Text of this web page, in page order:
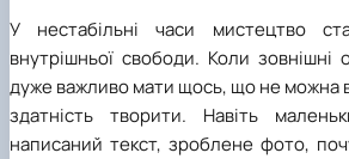
У нестабільні часи мистецтво
внутрішньої свободи. Коли
дуже важливо мати щось, що не можна
здатність творити. Навіть
написаний текст, зроблене фото,